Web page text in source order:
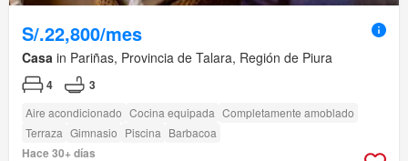
S/.22,800/mes
Casa in Pariñas, Provincia de Talara, Región de Piura
4 3
Aire acondicionado Cocina equipada Completamente amoblado
Terraza Gimnasio Piscina Barbacoa
Hace 30+ días